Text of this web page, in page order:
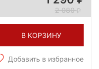
2 080
В КОРЗИНУ
Добавить в избранное